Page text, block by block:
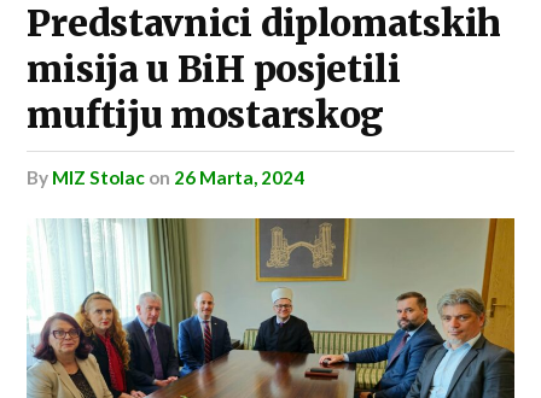
Predstavnici diplomatskih
misija u BiH posjetili
muftiju mostarskog
by MIZ Stolac on 26 Marta, 2024